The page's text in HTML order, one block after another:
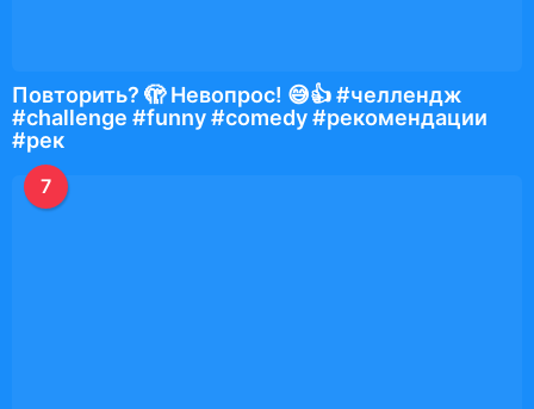
Повторить? 🫣 Невопрос! 😅👍 #челлендж
#challenge #funny #comedy #рекомендации
#рек
7